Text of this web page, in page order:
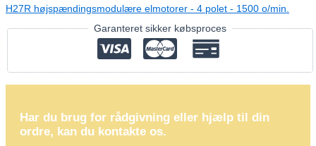
H27R højspændingsmodulære elmotorer - 4 polet - 1500 o/min.
Garanteret sikker købsproces
Har du brug for rådgivning eller hjælp til din
ordre, kan du kontakte os.